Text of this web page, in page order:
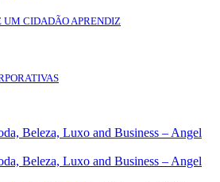
UM CIDADÃO APRENDIZ